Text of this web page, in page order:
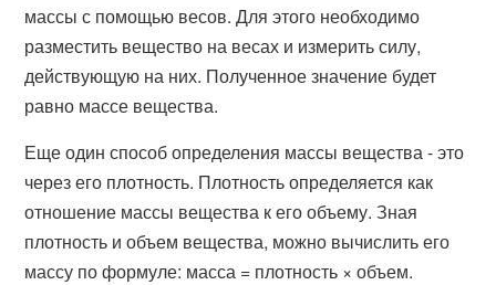
массы с помощью весов. Для этого необходимо
разместить вещество на весах и измерить силу,
действующую на них. Полученное значение будет
равно массе вещества.
Еще один способ определения массы вещества - это
через его плотность. Плотность определяется как
отношение массы вещества к его объему. Зная
плотность и объем вещества, можно вычислить его
массу по формуле: масса = плотность × объем.